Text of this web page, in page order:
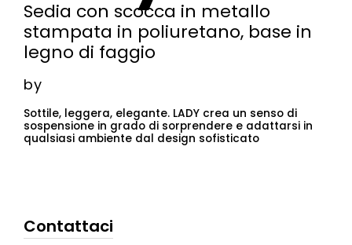
Sedia con scocca in metallo
stampata in poliuretano, base in
legno di faggio
by
Sottile, leggera, elegante. LADY crea un senso di
sospensione in grado di sorprendere e adattarsi in
qualsiasi ambiente dal design sofisticato
Contattaci